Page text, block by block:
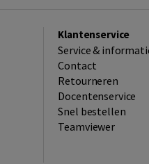
Klantenservice
Service &
Contact
Retourneren
Docentenservice
Snel bestellen
Teamviewer